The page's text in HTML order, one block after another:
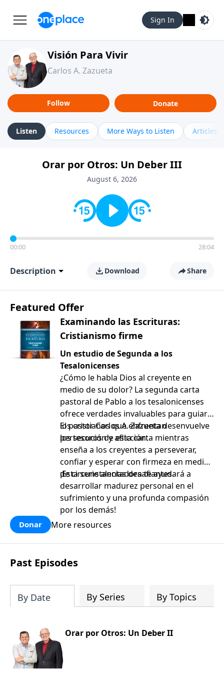
Sign In
Visión Para Vivir
Carlos A. Zazueta
Follow Donate
Listen Resources More Ways to Listen Articles
Orar por Otros: Un Deber III
August 6, 2026
00:00 28:04
Description Download Share
Featured Offer
Examinando las Escrituras:
Cristianismo firme
Un estudio de Segunda a los
Tesalonicenses
¿Cómo le habla Dios al creyente en
medio de su dolor? La segunda carta
pastoral de Pablo a los tesalonicenses
ofrece verdades invaluables para guiar a
los cristianos que enfrentan
persecución y aflicción.
El pastor Carlos A. Zazueta desenvuelve
los tesoros de esta carta mientras
enseña a los creyentes a perseverar,
confiar y esperar con firmeza en medio
de circunstancias desafiantes.
¡Esta serie alentadora te ayudará a
desarrollar madurez personal en el
sufrimiento y una profunda compasión
por los demás!
Donar More resources
Past Episodes
By Date By Series By Topics
Orar por Otros: Un Deber II